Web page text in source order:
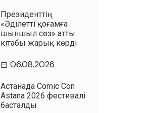
Президенттің
«Әділетті қоғамға
шыншыл сөз» атты
кітабы жарық көрді
06.08.2026
Астанада Comic Con
Astana 2026 фестивалі
басталды